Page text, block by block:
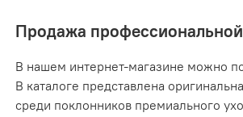
Продажа профессиональной
В нашем интернет-магазине можно
В каталоге представлена
среди поклонников премиального